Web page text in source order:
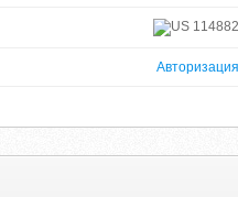
114882
Авторизация